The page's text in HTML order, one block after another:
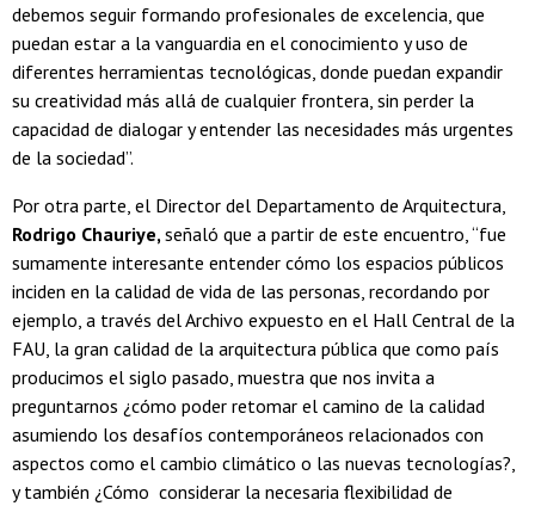
debemos seguir formando profesionales de excelencia, que
puedan estar a la vanguardia en el conocimiento y uso de
diferentes herramientas tecnológicas, donde puedan expandir
su creatividad más allá de cualquier frontera, sin perder la
capacidad de dialogar y entender las necesidades más urgentes
de la sociedad”.
Por otra parte, el Director del Departamento de Arquitectura,
Rodrigo Chauriye,señaló que a partir de este encuentro, “fue
sumamente interesante entender cómo los espacios públicos
inciden en la calidad de vida de las personas, recordando por
ejemplo, a través del Archivo expuesto en el Hall Central de la
FAU, la gran calidad de la arquitectura pública que como país
producimos el siglo pasado, muestra que nos invita a
preguntarnos ¿cómo poder retomar el camino de la calidad
asumiendo los desafíos contemporáneos relacionados con
aspectos como el cambio climático o las nuevas tecnologías?,
y también ¿Cómo considerar la necesaria flexibilidad de